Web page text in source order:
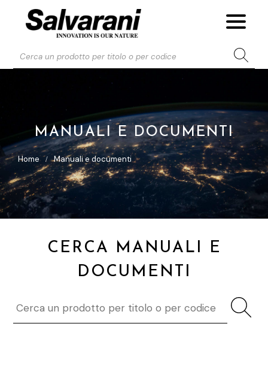
MANUALI E DOCUMENTI
Home Manuali e documenti
CERCA MANUALI E
DOCUMENTI